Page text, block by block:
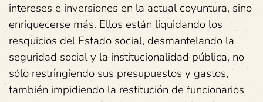
intereses e inversiones en la actual coyuntura, sino
enriquecerse más. Ellos están liquidando los
resquicios del Estado social, desmantelando la
seguridad social y la institucionalidad pública, no
sólo restringiendo sus presupuestos y gastos,
también impidiendo la restitución de funcionarios